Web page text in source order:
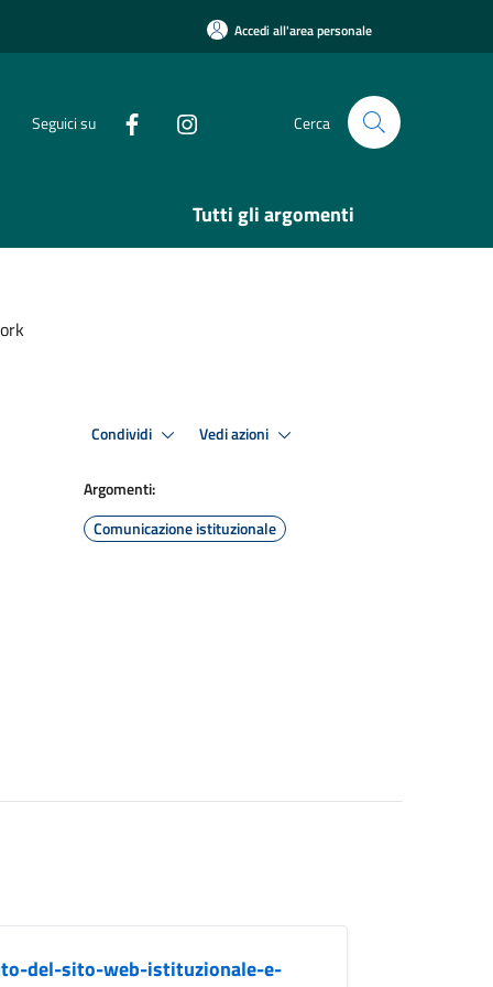
Accedi all'area personale
Seguici su Cerca
Tutti gli argomenti
Condividi Vedi azioni
Argomenti:
Comunicazione istituzionale
del-sito-web-istituzionale-e-